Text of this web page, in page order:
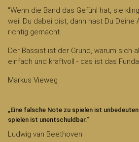
"Wenn die Band das Gefühl hat, sie
weil Du dabei bist, dann hast Du Deine
richtig gemacht.
Der Bassist ist der Grund, warum sich
einfach und kraftvoll - das ist das
Markus Vieweg
„Eine falsche Note zu spielen ist
spielen ist unentschuldbar.“
Ludwig van Beethoven